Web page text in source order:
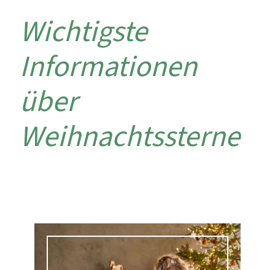
Wichtigste
Informationen
über
Weihnachtssterne